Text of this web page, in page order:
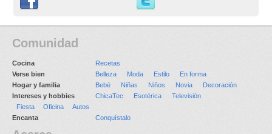
Comunidad
Cocina
Recetas
Verse bien
Belleza Moda Estilo
En forma
Hogar y familia
Bebé Niñas Niños Novia
Decoración
Intereses y hobbies
ChicaTec Esotérica
Televisión
Fiesta
Oficina
Autos
Encanta
Conquístalo